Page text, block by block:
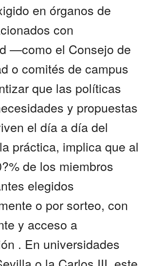
en órganos de
con
—como el Consejo de
o comités de campus
que las políticas
y propuestas
el día a día del
práctica, implica que al
de los miembros
elegidos
o por sorteo, con
y acceso a
. En universidades